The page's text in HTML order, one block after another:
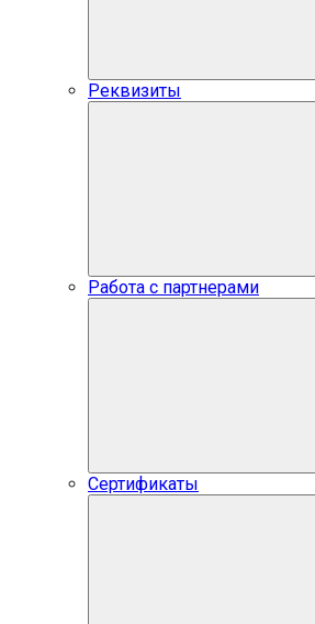
Реквизиты
Работа с партнерами
Сертификаты